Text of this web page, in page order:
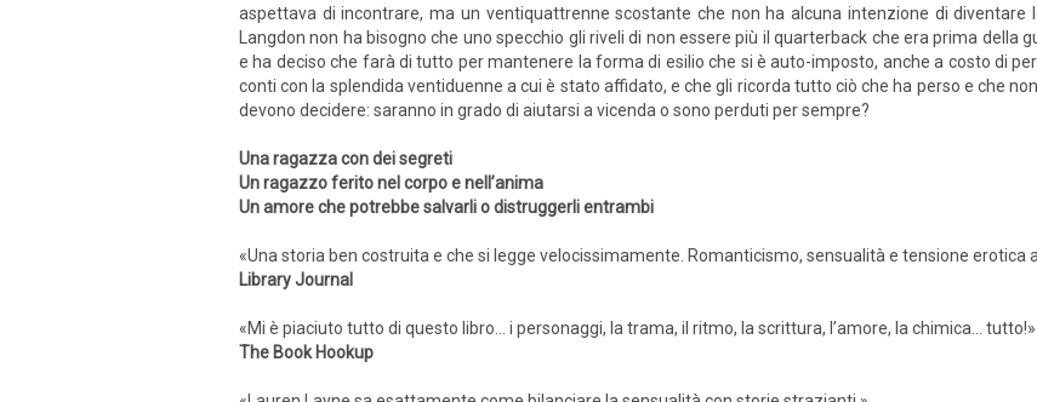
aspettava di incontrare, ma un ventiquattrenne scostante che non ha alcuna intenzione di diventare
Langdon non ha bisogno che uno specchio gli riveli di non essere più il quarterback che era prima
e ha deciso che farà di tutto per mantenere la forma di esilio che si è auto-imposto, anche a costo di
conti con la splendida ventiduenne a cui è stato affidato, e che gli ricorda tutto ciò che ha perso e che
devono decidere: saranno in grado di aiutarsi a vicenda o sono perduti per sempre?
Una ragazza con dei segreti
Un ragazzo ferito nel corpo e nell’anima
Un amore che potrebbe salvarli o distruggerli entrambi
«Una storia ben costruita e che si legge velocissimamente. Romanticismo, sensualità e tensione erotica
Library Journal
«Mi è piaciuto tutto di questo libro… i personaggi, la trama, il ritmo, la scrittura, l’amore, la chimica… tutto!»
The Book Hookup